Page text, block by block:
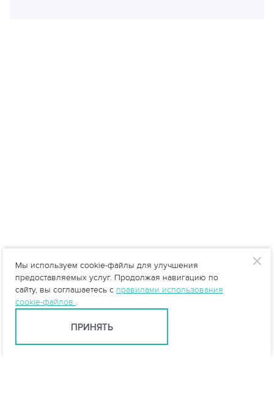
Мы используем cookie-файлы для улучшения
предоставляемых услуг. Продолжая навигацию по
сайту, вы соглашаетесь с правилами использования
cookie-файлов .
ПРИНЯТЬ